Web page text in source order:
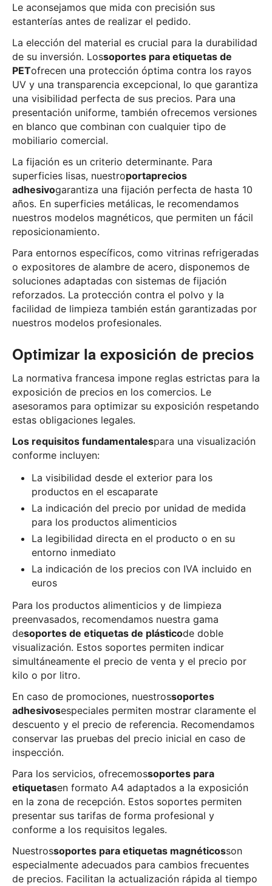
Le aconsejamos que mida con precisión sus
estanterías antes de realizar el pedido.
La elección del material es crucial para la durabilidad
de su inversión. Lossoportes para etiquetas de
PETofrecen una protección óptima contra los rayos
UV y una transparencia excepcional, lo que garantiza
una visibilidad perfecta de sus precios. Para una
presentación uniforme, también ofrecemos versiones
en blanco que combinan con cualquier tipo de
mobiliario comercial.
La fijación es un criterio determinante. Para
superficies lisas, nuestroportaprecios
adhesivogarantiza una fijación perfecta de hasta 10
años. En superficies metálicas, le recomendamos
nuestros modelos magnéticos, que permiten un fácil
reposicionamiento.
Para entornos específicos, como vitrinas refrigeradas
o expositores de alambre de acero, disponemos de
soluciones adaptadas con sistemas de fijación
reforzados. La protección contra el polvo y la
facilidad de limpieza también están garantizadas por
nuestros modelos profesionales.
Optimizar la exposición de precios
La normativa francesa impone reglas estrictas para la
exposición de precios en los comercios. Le
asesoramos para optimizar su exposición respetando
estas obligaciones legales.
Los requisitos fundamentalespara una visualización
conforme incluyen:
La visibilidad desde el exterior para los
productos en el escaparate
La indicación del precio por unidad de medida
para los productos alimenticios
La legibilidad directa en el producto o en su
entorno inmediato
La indicación de los precios con IVA incluido en
euros
Para los productos alimenticios y de limpieza
preenvasados, recomendamos nuestra gama
desoportes de etiquetas de plásticode doble
visualización. Estos soportes permiten indicar
simultáneamente el precio de venta y el precio por
kilo o por litro.
En caso de promociones, nuestrossoportes
adhesivosespeciales permiten mostrar claramente el
descuento y el precio de referencia. Recomendamos
conservar las pruebas del precio inicial en caso de
inspección.
Para los servicios, ofrecemossoportes para
etiquetasen formato A4 adaptados a la exposición
en la zona de recepción. Estos soportes permiten
presentar sus tarifas de forma profesional y
conforme a los requisitos legales.
Nuestrossoportes para etiquetas magnéticosson
especialmente adecuados para cambios frecuentes
de precios. Facilitan la actualización rápida al tiempo